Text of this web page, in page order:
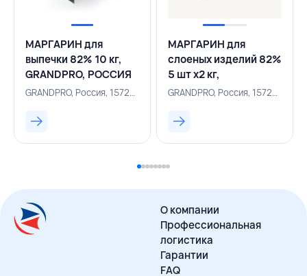
МАРГАРИН для
выпечки 82% 10 кг,
GRANDPRO, РОССИЯ
GRANDPRO, Россия, 157200780
МАРГАРИН для
слоеных изделий 82%
5 шт х2 кг,
GRANDPRO, РОССИЯGRANDPRO, Россия, 157200779
О компании
Профессиональная
логистика
Гарантии
FAQ